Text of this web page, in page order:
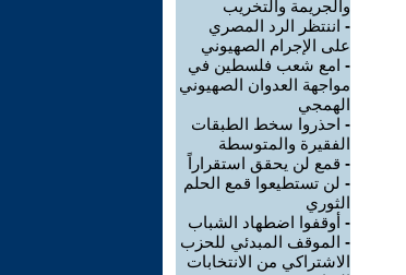
والجريمة والتخريب
- اننتظر الرد المصري
على الإجرام الصهيوني
- امع شعب فلسطين في
مواجهة العدوان الصهيوني
الهمجي
- احذروا سخط الطبقات
الفقيرة والمتوسطة
- قمع لن يحقق استقراراً
- لن تستطيعوا قمع الحلم
الثوري
- أوقفوا اضطهاد الشباب
- الموقف المبدئي للحزب
الاشتراكي من الانتخابات